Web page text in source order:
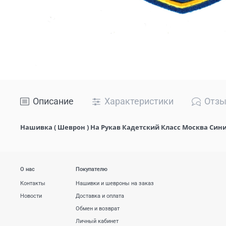
Описание Характеристики
Нашивка ( Шеврон ) На Рукав Кадетский Класс Москва
О нас
Контакты
Новости
Покупателю
Нашивки и шевроны на заказ
Доставка и оплата
Обмен и возврат
Личный кабинет